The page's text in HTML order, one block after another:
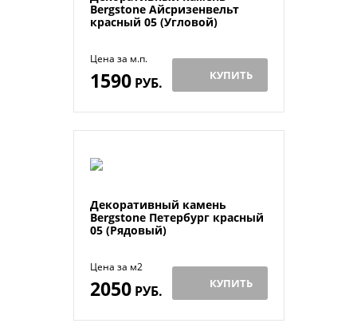
Bergstone Айсризенвельт
красный 05 (Угловой)
Цена за м.п.
1590РУБ. КУПИТЬ
Декоративный камень
Bergstone Петербург красный
05 (Рядовый)
Цена за м2
2050РУБ. КУПИТЬ